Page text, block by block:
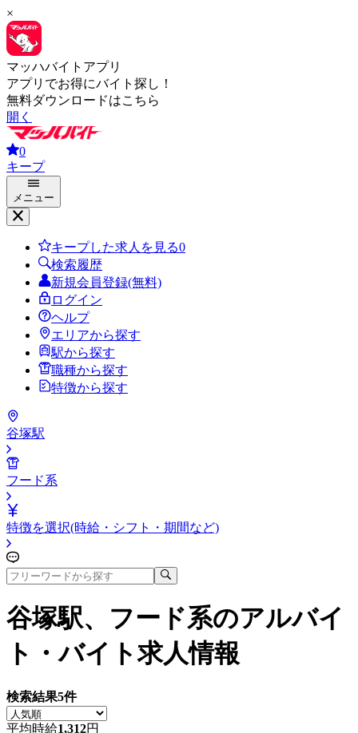
×
マッハバイトアプリ
アプリでお得にバイト探し！
無料ダウンロードはこちら
開く
0
キープ
メニュー
キープした求人を見る0
検索履歴
新規会員登録(無料)
ログイン
ヘルプ
エリアから探す
駅から探す
職種から探す
特徴から探す
谷塚駅
フード系
特徴を選択(時給・シフト・期間など)
谷塚駅、フード系のアルバイ
ト・バイト求人情報
検索結果5件
平均時給1,312円